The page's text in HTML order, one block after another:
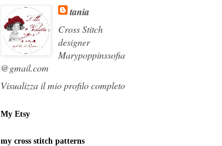
tania
Cross Stitch
designer
Marypoppinssofia
@gmail.com
Visualizza il mio profilo completo
My Etsy
my cross stitch patterns